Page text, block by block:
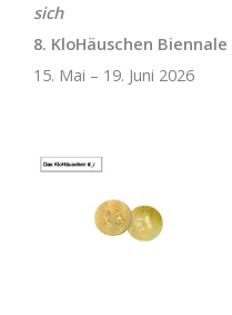
sich
8. KloHäuschen Biennale
15. Mai – 19. Juni 2026